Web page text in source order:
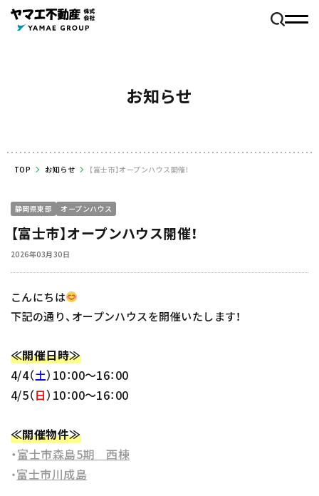
お知らせ
TOP お知らせ 【富士市】オープンハウス開催！
静岡県東部 オープンハウス
【富士市】オープンハウス開催！
2026年03月30日
こんにちは
下記の通り、オープンハウスを開催いたします！
≪開催日時≫
4/4（土）10：00～16：00
4/5（日）10：00～16：00
≪開催物件≫
・富士市森島5期 西棟
・富士市川成島